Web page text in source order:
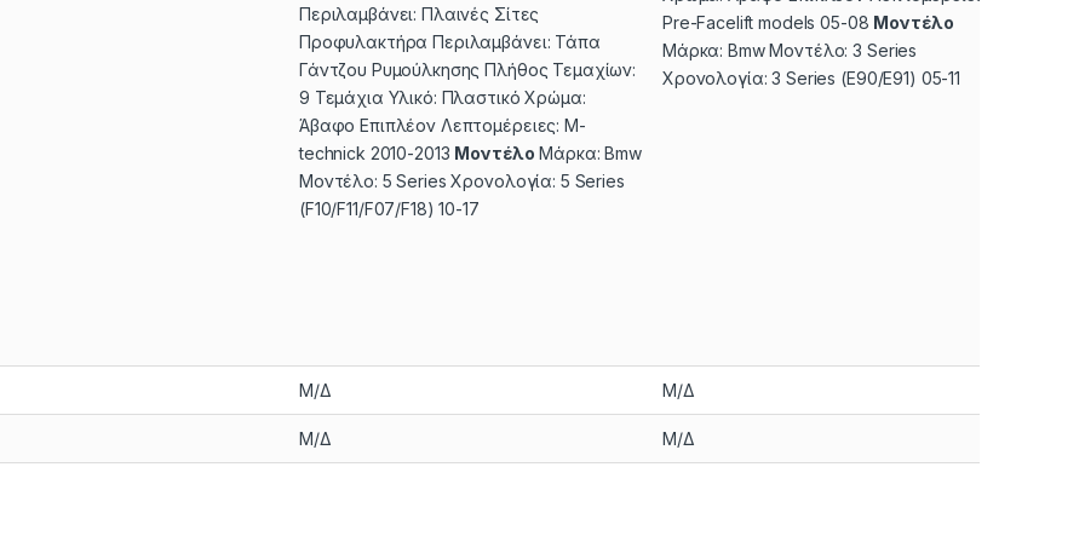
Περιλαμβάνει: Πλαινές Σίτες
Προφυλακτήρα Περιλαμβάνει: Τάπα
Γάντζου Ρυμούλκησης Πλήθος Τεμαχίων:
9 Τεμάχια Υλικό: Πλαστικό Χρώμα:
Άβαφο Επιπλέον Λεπτομέρειες: M-
technick 2010-2013 Μοντέλο Μάρκα: Bmw
Μοντέλο: 5 Series Χρονολογία: 5 Series
(F10/F11/F07/F18) 10-17
Pre-Facelift models 05-08 Μοντέλο
Μάρκα: Bmw Μοντέλο: 3 Series
Χρονολογία: 3 Series (E90/E91) 05-11
Μ/Δ Μ/Δ
Μ/Δ Μ/Δ